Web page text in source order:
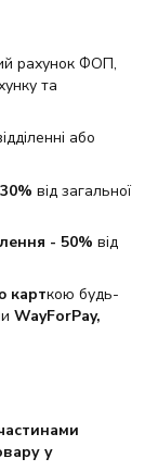
рахунок ФОП,
та
або
від загальної
- 50% від
карткою будь-
WayForPay,
у